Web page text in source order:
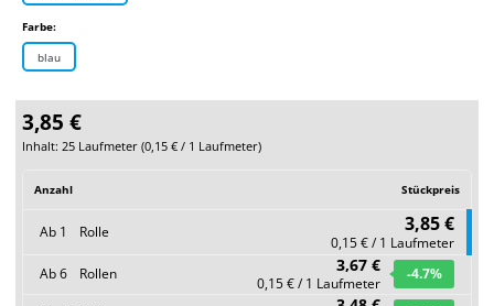
Farbe:auswählen
blau
3,85 €
Inhalt: 25 Laufmeter (0,15 € / 1 Laufmeter)
Anzahl Stückpreis
Ab 1 Rolle 3,85 €
0,15 € / 1 Laufmeter
Ab6 Rollen 3,67 €
0,15 € / 1 Laufmeter
-4.7%